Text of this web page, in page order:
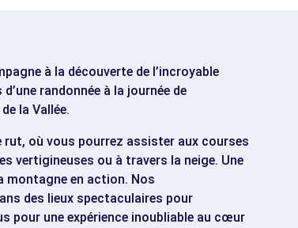
à la découverte de l’incroyable
randonnée à la journée de
la Vallée.
rut, où vous pourrez assister aux courses
vertigineuses ou à travers la neige. Une
montagne en action. Nos
des lieux spectaculaires pour
pour une expérience inoubliable au cœur